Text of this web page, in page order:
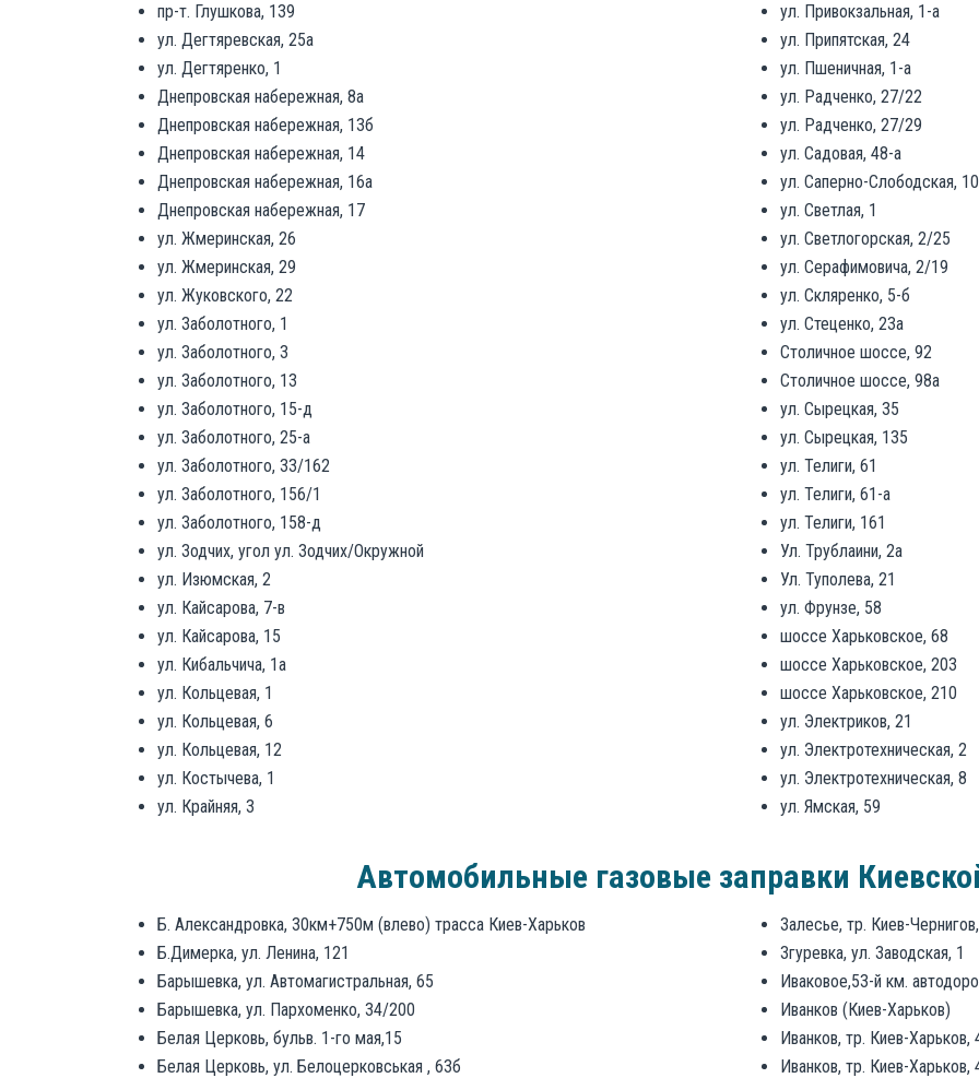
пр-т. Глушкова, 139
ул. Дегтяревская, 25а
ул. Дегтяренко, 1
Днепровская набережная, 8а
Днепровская набережная, 13б
Днепровская набережная, 14
Днепровская набережная, 16а
Днепровская набережная, 17
ул. Жмеринская, 26
ул. Жмеринская, 29
ул. Жуковского, 22
ул. Заболотного, 1
ул. Заболотного, 3
ул. Заболотного, 13
ул. Заболотного, 15-д
ул. Заболотного, 25-а
ул. Заболотного, 33/162
ул. Заболотного, 156/1
ул. Заболотного, 158-д
ул. Зодчих, угол ул. Зодчих/Окружной
ул. Изюмская, 2
ул. Кайсарова, 7-в
ул. Кайсарова, 15
ул. Кибальчича, 1а
ул. Кольцевая, 1
ул. Кольцевая, 6
ул. Кольцевая, 12
ул. Костычева, 1
ул. Крайняя, 3
ул. Привокзальная, 1-а
ул. Припятская, 24
ул. Пшеничная, 1-а
ул. Радченко, 27/22
ул. Радченко, 27/29
ул. Садовая, 48-а
ул. Саперно-Слободская,
ул. Светлая, 1
ул. Светлогорская, 2/25
ул. Серафимовича, 2/19
ул. Скляренко, 5-б
ул. Стеценко, 23а
Столичное шоссе, 92
Столичное шоссе, 98а
ул. Сырецкая, 35
ул. Сырецкая, 135
ул. Телиги, 61
ул. Телиги, 61-а
ул. Телиги, 161
Ул. Трублаини, 2а
Ул. Туполева, 21
ул. Фрунзе, 58
шоссе Харьковское, 68
шоссе Харьковское, 203
шоссе Харьковское, 210
ул. Электриков, 21
ул. Электротехническая, 2
ул. Электротехническая, 8
ул. Ямская, 59
Автомобильные газовые заправки
Б. Александровка, 30км+750м (влево) трасса Киев-Харьков
Б.Димерка, ул. Ленина, 121
Барышевка, ул. Автомагистральная, 65
Барышевка, ул. Пархоменко, 34/200
Белая Церковь, бульв. 1-го мая,15
Белая Церковь, ул. Белоцерковськая , 63б
Залесье, тр. Киев-
Згуревка, ул. Заводская, 1
Иваковое,53-й км.
Иванков (Киев-Харьков)
Иванков, тр. Киев-
Иванков, тр. Киев-